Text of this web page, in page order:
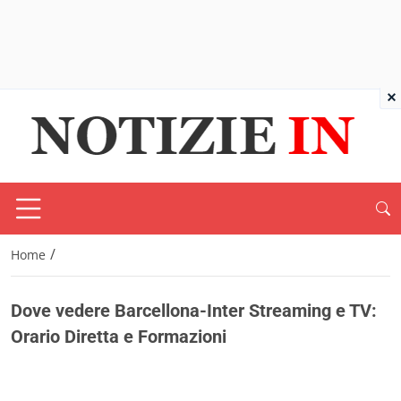
Home /
Dove vedere Barcellona-Inter Streaming e TV:
Orario Diretta e Formazioni
×